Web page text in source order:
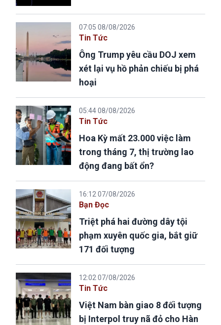
07:05 08/08/2026
Tin Tức
Ông Trump yêu cầu DOJ xem
xét lại vụ hồ phản chiếu bị phá
hoại
05:44 08/08/2026
Tin Tức
Hoa Kỳ mất 23.000 việc làm
trong tháng 7, thị trường lao
động đang bất ổn?
16:12 07/08/2026
Bạn Đọc
Triệt phá hai đường dây tội
phạm xuyên quốc gia, bắt giữ
171 đối tượng
12:02 07/08/2026
Tin Tức
Việt Nam bàn giao 8 đối tượng
bị Interpol truy nã đỏ cho Hàn